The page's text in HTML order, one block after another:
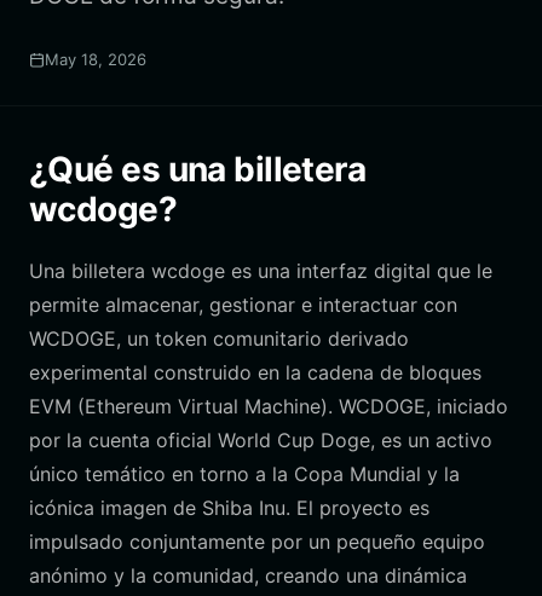
May 18, 2026
¿Qué es una billetera
wcdoge?
Una billetera wcdoge es una interfaz digital que le
permite almacenar, gestionar e interactuar con
WCDOGE, un token comunitario derivado
experimental construido en la cadena de bloques
EVM (Ethereum Virtual Machine). WCDOGE, iniciado
por la cuenta oficial World Cup Doge, es un activo
único temático en torno a la Copa Mundial y la
icónica imagen de Shiba Inu. El proyecto es
impulsado conjuntamente por un pequeño equipo
anónimo y la comunidad, creando una dinámica